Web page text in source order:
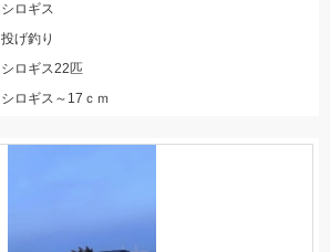
シロギス
投げ釣り
シロギス22匹
シロギス～17ｃｍ